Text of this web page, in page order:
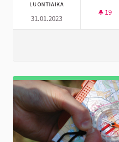
LUONTIAIKA
31.01.2023
19